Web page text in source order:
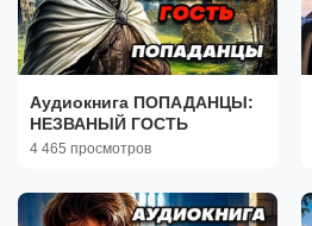
Аудиокнига ПОПАДАНЦЫ:
НЕЗВАНЫЙ ГОСТЬ
4 465 просмотров